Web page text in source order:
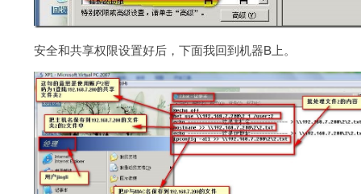
安全和共享权限设置好后，下面我回到机器B上。